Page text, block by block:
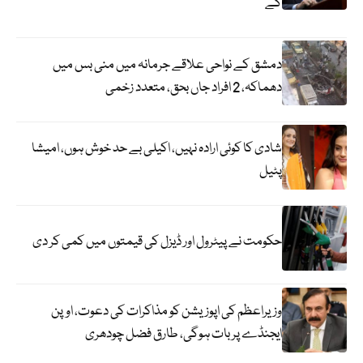
دمشق کے نواحی علاقے جرمانہ میں منی بس میں
دھماکہ، 2 افراد جاں بحق، متعدد زخمی
شادی کا کوئی ارادہ نہیں، اکیلی بے حد خوش ہوں، امیشا
پٹیل
حکومت نے پیٹرول اور ڈیزل کی قیمتوں میں کمی کر دی
وزیراعظم کی اپوزیشن کو مذاکرات کی دعوت، اوپن
ایجنڈے پر بات ہوگی، طارق فضل چودھری